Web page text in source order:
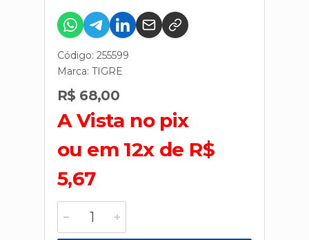
Código: 255599
Marca: TIGRE
R$ 68,00
A Vista no pix
ou em 12x de R$
5,67